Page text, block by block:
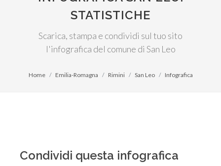
STATISTICHE
Scarica, stampa e condividi sul tuo sito
l'infografica del comune di San Leo
Home Emilia-Romagna Rimini San Leo Infografica
Condividi questa infografica